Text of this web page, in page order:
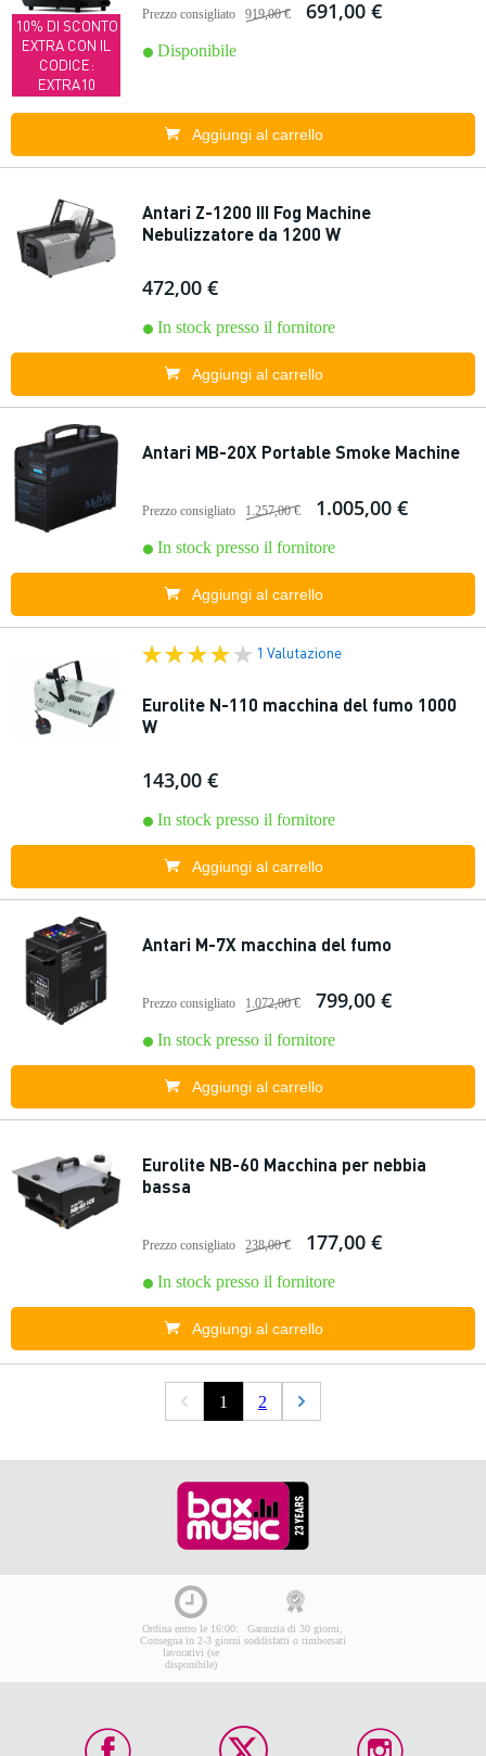
10% DI SCONTO
EXTRA CON IL
CODICE:
EXTRA10
Prezzo consigliato 919,00 € 691,00 €
Disponibile
Aggiungi al carrello
Antari Z-1200 III Fog Machine
Nebulizzatore da 1200 W
472,00 €
In stock presso il fornitore
Aggiungi al carrello
Antari MB-20X Portable Smoke Machine
Prezzo consigliato 1.257,00 € 1.005,00 €
In stock presso il fornitore
Aggiungi al carrello
1 Valutazione
Eurolite N-110 macchina del fumo 1000
W
143,00 €
In stock presso il fornitore
Aggiungi al carrello
Antari M-7X macchina del fumo
Prezzo consigliato 1.072,00 € 799,00 €
In stock presso il fornitore
Aggiungi al carrello
Eurolite NB-60 Macchina per nebbia
bassa
Prezzo consigliato 238,00 € 177,00 €
In stock presso il fornitore
Aggiungi al carrello
1 2
Ordina entro le 16:00:
Consegna in 2-3 giorni
lavorativi (se
disponibile)
Garanzia di 30 giorni,
soddisfatti o rimborsati